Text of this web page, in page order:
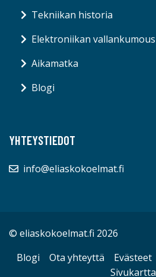
Tekniikan historia
Elektroniikan vallankumous
Aikamatka
Blogi
YHTEYSTIEDOT
info@eliaskokoelmat.fi
© eliaskokoelmat.fi 2026
Blogi
Ota yhteyttä Evästeet
Sivukartta